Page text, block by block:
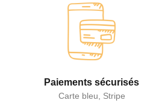
Paiements sécurisés
Carte bleu, Stripe